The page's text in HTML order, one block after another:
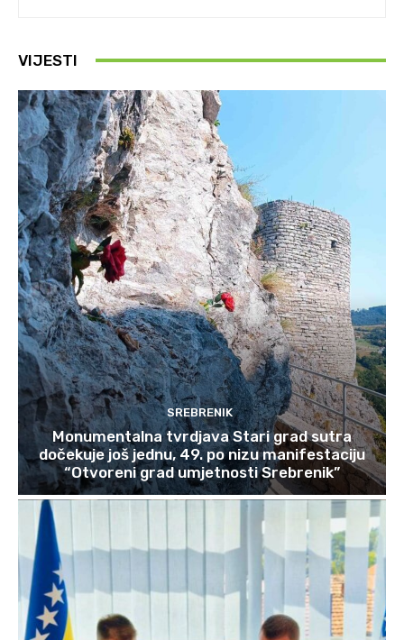
VIJESTI
SREBRENIK
Monumentalna tvrdjava Stari grad sutra
dočekuje još jednu, 49. po nizu manifestaciju
“Otvoreni grad umjetnosti Srebrenik”